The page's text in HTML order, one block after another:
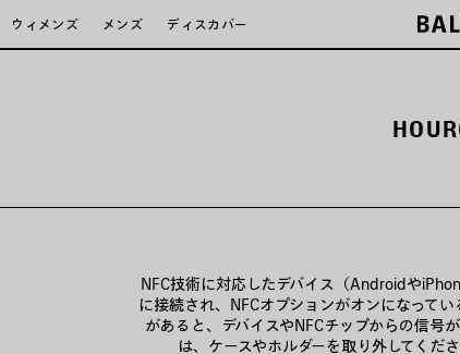
ウィメンズ メンズ ディスカバー
NFC技術に対応したデバイス（Androidや
に接続され、NFCオプションがオンになって
があると、デバイスやNFCチップからの信号
は、ケースやホルダーを取り外してくだ